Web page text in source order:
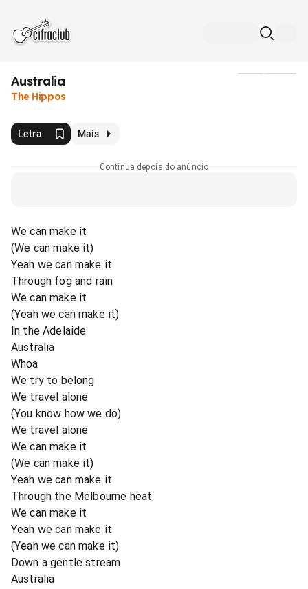
Australia
The Hippos
Letra Mais
Continua depois do anúncio
We can make it
(We can make it)
Yeah we can make it
Through fog and rain
We can make it
(Yeah we can make it)
In the Adelaide
Australia
Whoa
We try to belong
We travel alone
(You know how we do)
We travel alone
We can make it
(We can make it)
Yeah we can make it
Through the Melbourne heat
We can make it
Yeah we can make it
(Yeah we can make it)
Down a gentle stream
Australia